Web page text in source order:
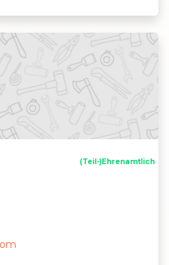
(Teil-)Ehrenamtlich